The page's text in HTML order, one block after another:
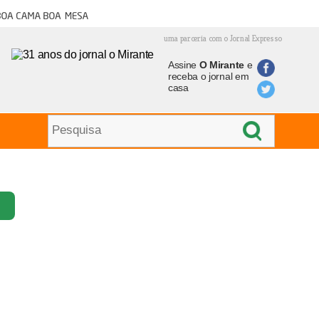
cama boa mesa
uma parceria com o Jornal Expresso
Assine O Mirantee
receba o jornal em
casa